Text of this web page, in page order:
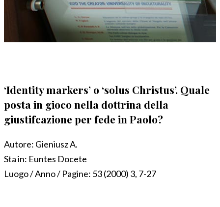
‘Identity markers’ o ‘solus Christus’. Quale
posta in gioco nella dottrina della
giustifcazione per fede in Paolo?
Autore: Gieniusz A.
Sta in: Euntes Docete
Luogo / Anno / Pagine: 53 (2000) 3, 7-27